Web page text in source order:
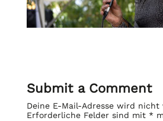
Submit a Comment
Deine E-Mail-Adresse wird
Erforderliche Felder sind mit *